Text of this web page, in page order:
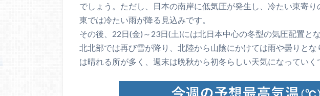
でしょう。ただし、日本の南岸に低気圧が発生し、冷たい東寄
東では冷たい雨が降る見込みです。
その後、22日(金)～23日(土)には北日本中心の冬型の気圧配置と
北北部では再び雪が降り、北陸から山陰にかけては雨や曇りと
は晴れる所が多く、週末は晩秋から初冬らしい天気になっていく